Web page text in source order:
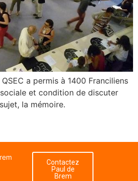
a permis à 1400 Franciliens
et condition de discuter
la mémoire.
Contactez
Paul de
Brem